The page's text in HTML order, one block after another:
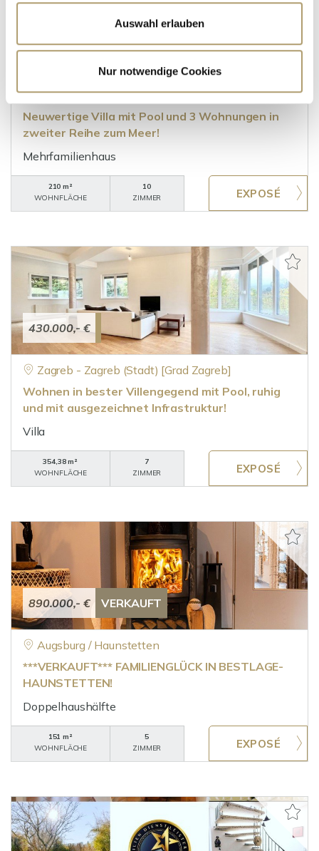
Auswahl erlauben
Nur notwendige Cookies
Kastel Kambelovac - Dalmatien-Split [Splitsko-
Dalmatinska]
Neuwertige Villa mit Pool und 3 Wohnungen in
zweiter Reihe zum Meer!
Mehrfamilienhaus
210 m²
WOHNFLÄCHE
10
ZIMMER
430.000,- €
Zagreb - Zagreb (Stadt) [Grad Zagreb]
Wohnen in bester Villengegend mit Pool, ruhig
und mit ausgezeichnet Infrastruktur!
Villa
354,38 m²
WOHNFLÄCHE
7
ZIMMER
890.000,- € VERKAUFT
Augsburg / Haunstetten
***VERKAUFT*** FAMILIENGLÜCK IN BESTLAGE-
HAUNSTETTEN!
Doppelhaushälfte
151 m²
WOHNFLÄCHE
5
ZIMMER